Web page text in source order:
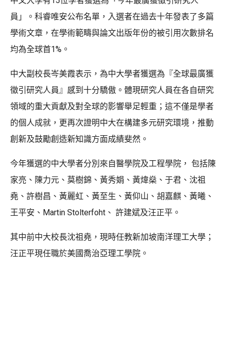
員」。科睿唯安公布名單，入選者在過去十年發表了多篇
學術文章，在學術範疇與論文出版年份的被引用次數排名
均為全球首1%。
中大副校長岑美霞表示，為中大學者獲選為『全球最廣獲
徵引研究人員』感到十分驕傲。體現研究人員在各自研究
領域的重大貢獻及對全球的影響舉足輕重；這不僅是學者
的個人成就，更再次證明中大在構建多元研究環境，推動
創新及鼓勵創造新知識方面成績斐然。
今年獲選的中大學者分別來自醫學院及工程學院， 包括陳
家亮、陳力元、莫樹錦、黃秀娟、黃煒燊、于君、沈祖
堯、許樹昌、黃麗虹、黃至生、黃仰山、胡嘉麒、黃曦、
王平安、Martin Stolterfoht、 許建斌及汪正平。
其中前中大校長沈祖堯，現時任教新加坡南洋理工大學；
汪正平現任職於美國喬治亞理工學院。